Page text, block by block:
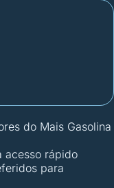
do Mais Gasolina
acesso rápido
para